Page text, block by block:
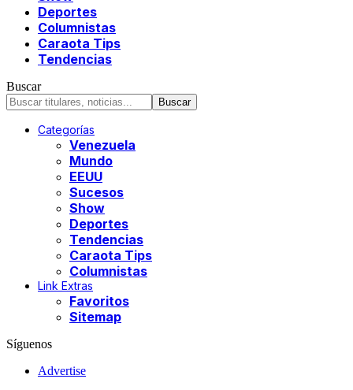
Deportes
Columnistas
Caraota Tips
Tendencias
Buscar
Categorías
Venezuela
Mundo
EEUU
Sucesos
Show
Deportes
Tendencias
Caraota Tips
Columnistas
Link Extras
Favoritos
Sitemap
Síguenos
Advertise